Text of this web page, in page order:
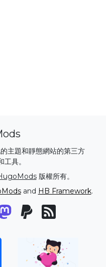
主題和靜態網站的第三方
具。
版權所有。
and HB Framework.